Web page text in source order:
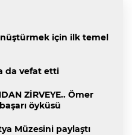
için ilk temel
da vefat etti
ZİRVEYE.. Ömer
öyküsü
Müzesini paylaştı